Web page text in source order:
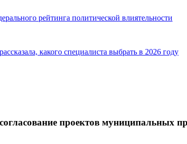
рейтинга политической влиятельности
какого специалиста выбрать в 2026 году
проектов муниципальных